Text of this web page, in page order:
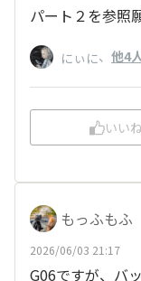
パート２を参照
にぃに、 他4人
いいね
もっふもふ
2026/06/03 21:17
G06ですが、バ